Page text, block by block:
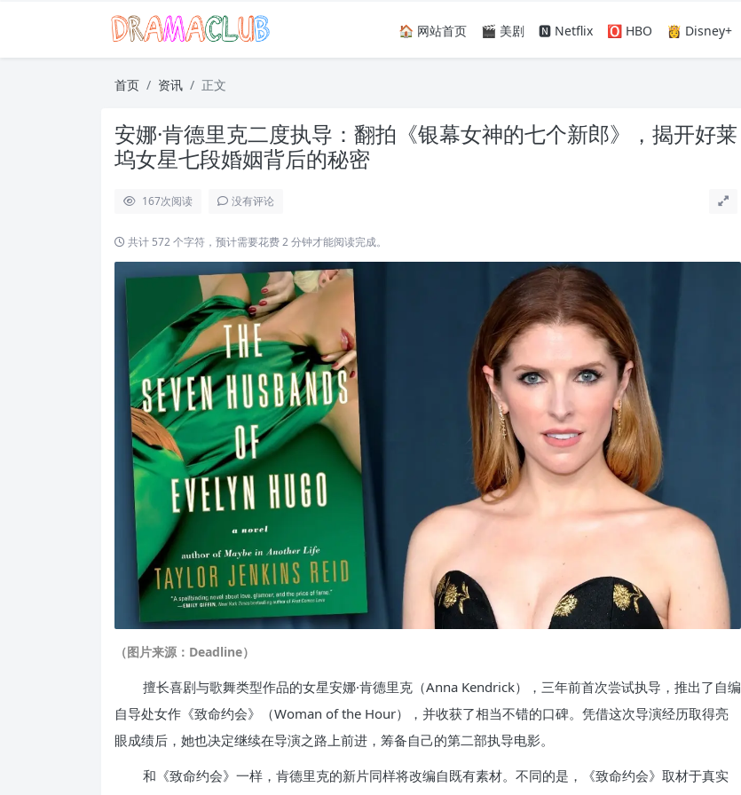
🏠 网站首页 🎬 美剧 🅽 Netflix 🅾️ HBO 👸 Disney+
首页 资讯 正文
安娜·肯德里克二度执导：翻拍《银幕女神的七个新郎》，揭开好莱
坞女星七段婚姻背后的秘密
167次阅读 没有评论
共计 572 个字符，预计需要花费 2 分钟才能阅读完成。
（图片来源：Deadline）
擅长喜剧与歌舞类型作品的女星安娜·肯德里克（Anna Kendrick），三年前首次尝试执导，推出了自编
自导处女作《致命约会》（Woman of the Hour），并收获了相当不错的口碑。凭借这次导演经历取得亮
眼成绩后，她也决定继续在导演之路上前进，筹备自己的第二部执导电影。
和《致命约会》一样，肯德里克的新片同样将改编自既有素材。不同的是，《致命约会》取材于真实